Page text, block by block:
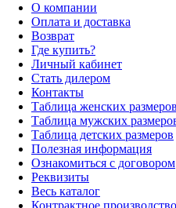
О компании
Оплата и доставка
Возврат
Где купить?
Личный кабинет
Стать дилером
Контакты
Таблица женских размеров
Таблица мужских
Таблица детских размеров
Полезная информация
Ознакомиться с договором
Реквизиты
Весь каталог